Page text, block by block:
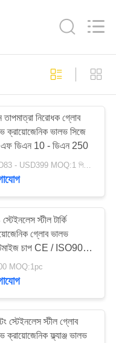
ভালভ
243
ভালভ
59
তাপমাত্রা নিরোধক গ্লোব
ক্রায়োজেনিক ভালভ সিজে
ডিএন 10 - ডিএন 250
USD83 - USD399 MOQ:1 পিসিএস
স্টীল টার্কি
গ্লোব ভালভ
চাপ CE / ISO9001
MOQ:1pc
স্টেইনলেস স্টীল গ্লোব
ক্রায়োজেনিক ফ্ল্যাঞ্জ ভালভ